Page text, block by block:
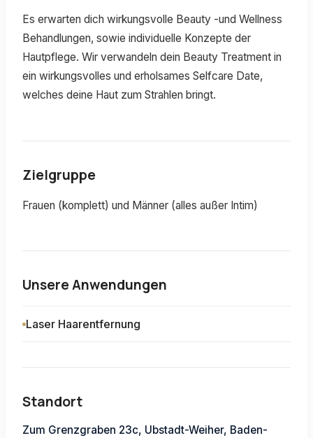
Es erwarten dich wirkungsvolle Beauty -und Wellness
Behandlungen, sowie individuelle Konzepte der
Hautpflege. Wir verwandeln dein Beauty Treatment in
ein wirkungsvolles und erholsames Selfcare Date,
welches deine Haut zum Strahlen bringt.
Zielgruppe
Frauen (komplett) und Männer (alles außer Intim)
Unsere Anwendungen
Laser Haarentfernung
Standort
Zum Grenzgraben 23c, Ubstadt-Weiher, Baden-